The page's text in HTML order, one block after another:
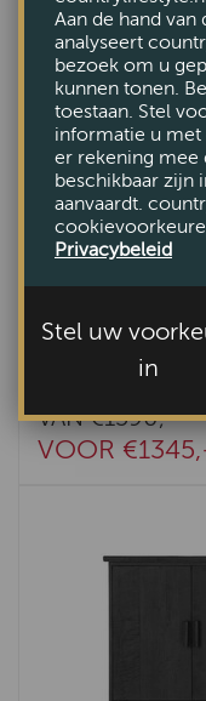
VAN €1590,-
VOOR
Aan de hand
analyseert
bezoek om u
kunnen tonen.
toestaan. Stel
informatie u
er rekening mee
beschikbaar zijn
aanvaardt.
Privacybeleid
Stel uw
in